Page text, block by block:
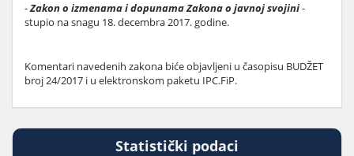
-Zakon o izmenama i dopunama Zakona o javnoj svojini-
stupio na snagu 18. decembra 2017. godine.
Komentari navedenih zakona biće objavljeni u časopisu BUDŽET
broj 24/2017 i u elektronskom paketu IPC.FiP.
Statistički podaci